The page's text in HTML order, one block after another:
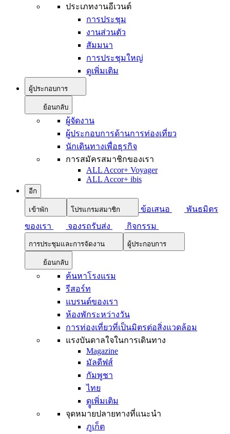
ประเภทงานอีเวนต์
การประชุม
งานส่วนตัว
สัมมนา
การประชุมใหญ่
ดูเพิ่มเติม
ผู้ประกอบการ
ย้อนกลับ
ผู้จัดงาน
ผู้ประกอบการด้านการท่องเที่ยว
นักเดินทางเพื่อธุรกิจ
การสมัครสมาชิกของเรา
ALL Accor+ Voyager
ALL Accor+ ibis
อีก
เข้าพัก โปรแกรมสมาชิก ข้อเสนอ
พันธมิตร
ของเรา
จองรถรับส่ง กิจกรรม
การประชุมและการจัดงาน ผู้ประกอบการ
ย้อนกลับ
ค้นหาโรงแรม
รีสอร์ท
แบรนด์ของเรา
ห้องพักระหว่างวัน
การท่องเที่ยวที่เป็นมิตรต่อสิ่งแวดล้อม
แรงบันดาลใจในการเดินทาง
Magazine
มัลดีฟส์
กัมพูชา
ไทย
ดููเพิ่มเติม
จุดหมายปลายทางที่แนะนำ
ภูเก็ต